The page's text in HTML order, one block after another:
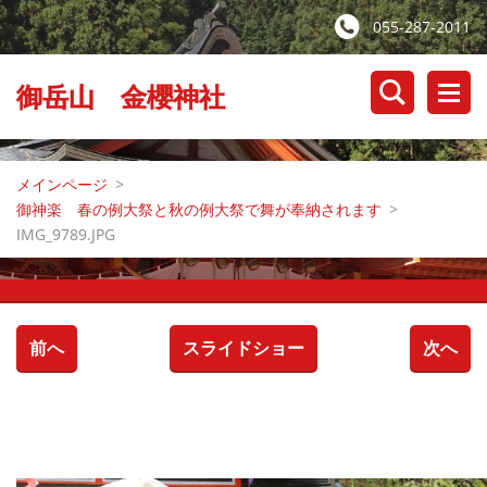
055-287-2011
御岳山 金櫻神社
メインページ >
御神楽 春の例大祭と秋の例大祭で舞が奉納されます >
IMG_9789.JPG
前へ スライドショー 次へ